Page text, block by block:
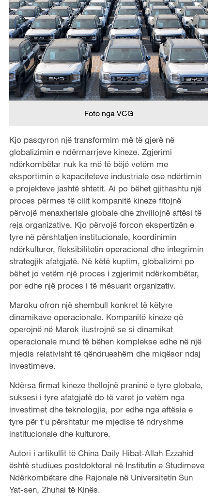
Foto nga VCG
Kjo pasqyron një transformim më të gjerë në
globalizimin e ndërmarrjeve kineze. Zgjerimi
ndërkombëtar nuk ka më të bëjë vetëm me
eksportimin e kapaciteteve industriale ose ndërtimin
e projekteve jashtë shtetit. Ai po bëhet gjithashtu një
proces përmes të cilit kompanitë kineze fitojnë
përvojë menaxheriale globale dhe zhvillojnë aftësi të
reja organizative. Kjo përvojë forcon ekspertizën e
tyre në përshtatjen institucionale, koordinimin
ndërkulturor, fleksibilitetin operacional dhe integrimin
strategjik afatgjatë. Në këtë kuptim, globalizimi po
bëhet jo vetëm një proces i zgjerimit ndërkombëtar,
por edhe një proces i të mësuarit organizativ.
Maroku ofron një shembull konkret të këtyre
dinamikave operacionale. Kompanitë kineze që
operojnë në Marok ilustrojnë se si dinamikat
operacionale mund të bëhen komplekse edhe në një
mjedis relativisht të qëndrueshëm dhe miqësor ndaj
investimeve.
Ndërsa firmat kineze thellojnë praninë e tyre globale,
suksesi i tyre afatgjatë do të varet jo vetëm nga
investimet dhe teknologjia, por edhe nga aftësia e
tyre për t'u përshtatur me mjedise të ndryshme
institucionale dhe kulturore.
Autori i artikullit të China Daily Hibat-Allah Ezzahid
është studiues postdoktoral në Institutin e Studimeve
Ndërkombëtare dhe Rajonale në Universitetin Sun
Yat-sen, Zhuhai të Kinës.